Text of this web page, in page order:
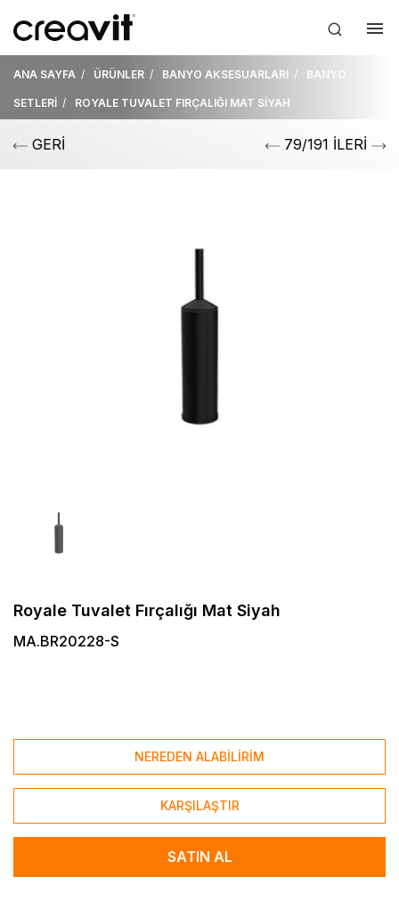
ANA SAYFA ÜRÜNLER BANYO AKSESUARLARI BANYO
SETLERİ ROYALE TUVALET FIRÇALIĞI MAT SİYAH
GERİ 79/191 İLERİ
Royale Tuvalet Fırçalığı Mat Siyah
MA.BR20228-S
NEREDEN ALABİLİRİM
KARŞILAŞTIR
SATIN AL